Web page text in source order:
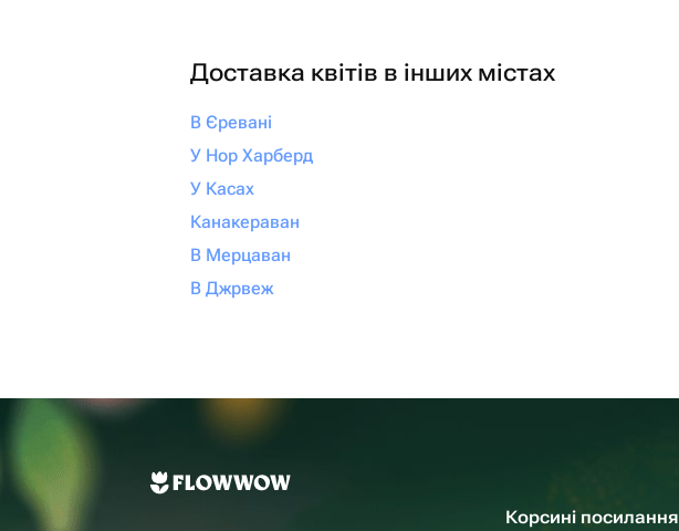
Доставка квітів в інших містах
В Єревані
У Нор Харберд
У Касах
Канакераван
В Мерцаван
В Джрвеж
Корсині посилання